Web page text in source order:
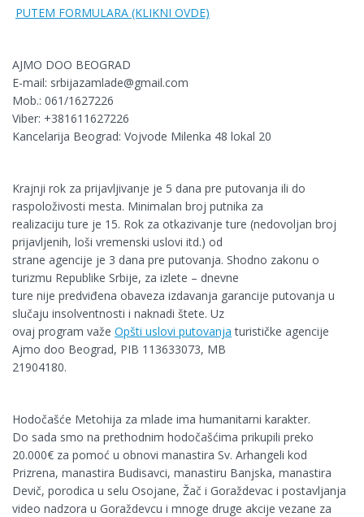
PUTEM FORMULARA (KLIKNI OVDE)
AJMO DOO BEOGRAD
E-mail: srbijazamlade@gmail.com
Mob.: 061/1627226
Viber: +381611627226
Kancelarija Beograd: Vojvode Milenka 48 lokal 20
Krajnji rok za prijavljivanje je 5 dana pre putovanja ili do
raspoloživosti mesta. Minimalan broj putnika za
realizaciju ture je 15. Rok za otkazivanje ture (nedovoljan broj
prijavljenih, loši vremenski uslovi itd.) od
strane agencije je 3 dana pre putovanja. Shodno zakonu o
turizmu Republike Srbije, za izlete – dnevne
ture nije predviđena obaveza izdavanja garancije putovanja u
slučaju insolventnosti i naknadi štete. Uz
ovaj program važe Opšti uslovi putovanja turističke agencije
Ajmo doo Beograd, PIB 113633073, MB
21904180.
Hodočašće Metohija za mlade ima humanitarni karakter.
Do sada smo na prethodnim hodočašćima prikupili preko
20.000€ za pomoć u obnovi manastira Sv. Arhangeli kod
Prizrena, manastira Budisavci, manastiru Banjska, manastira
Devič, porodica u selu Osojane, Žač i Goraždevac i postavljanja
video nadzora u Goraždevcu i mnoge druge akcije vezane za